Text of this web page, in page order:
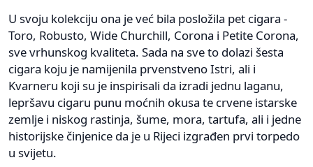
U svoju kolekciju ona je već bila posložila pet cigara -
Toro, Robusto, Wide Churchill, Corona i Petite Corona,
sve vrhunskog kvaliteta. Sada na sve to dolazi šesta
cigara koju je namijenila prvenstveno Istri, ali i
Kvarneru koji su je inspirisali da izradi jednu laganu,
lepršavu cigaru punu moćnih okusa te crvene istarske
zemlje i niskog rastinja, šume, mora, tartufa, ali i jedne
historijske činjenice da je u Rijeci izgrađen prvi torpedo
u svijetu.